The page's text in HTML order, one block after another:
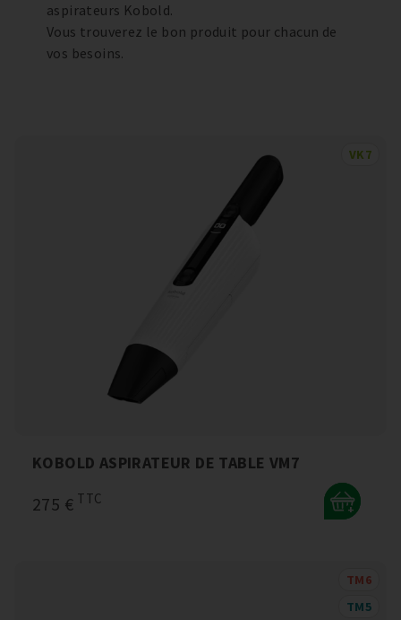
aspirateurs Kobold.
Vous trouverez le bon produit pour chacun de
vos besoins.
VK7
KOBOLD ASPIRATEUR DE TABLE VM7
275 € TTC
+
TM6
TM5